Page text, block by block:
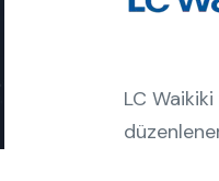
LC